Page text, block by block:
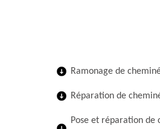
Ramonage de
Réparation de
Pose et réparation de